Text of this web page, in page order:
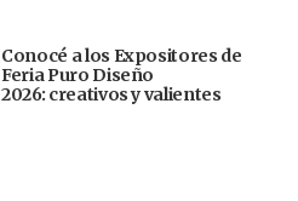
Conocé a los Expositores de
Feria Puro Diseño
2026: creativos y valientes